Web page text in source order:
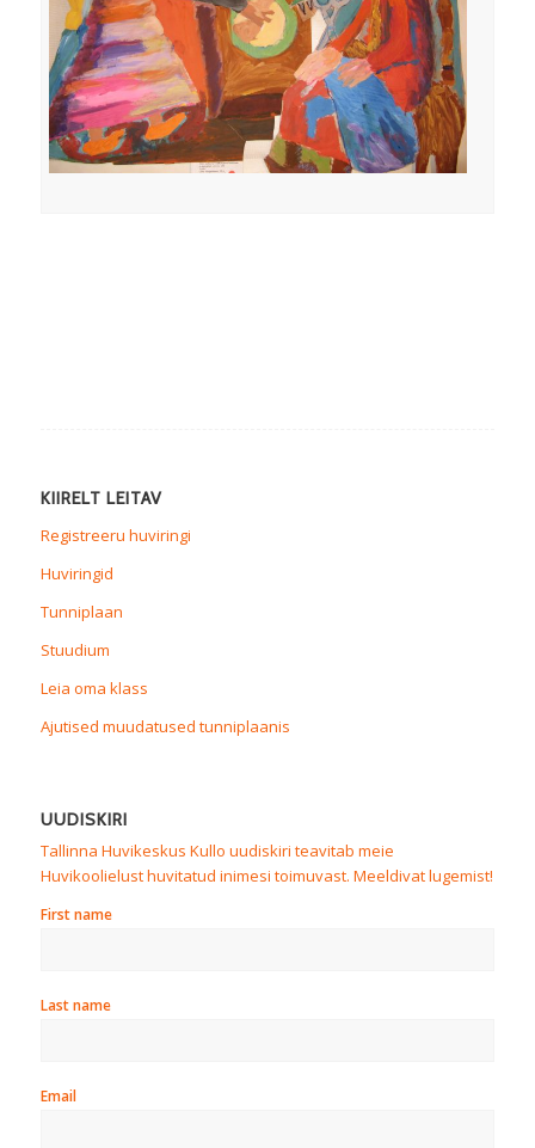
KIIRELT LEITAV
Registreeru huviringi
Huviringid
Tunniplaan
Stuudium
Leia oma klass
Ajutised muudatused tunniplaanis
UUDISKIRI
Tallinna Huvikeskus Kullo uudiskiri teavitab meie
Huvikoolielust huvitatud inimesi toimuvast. Meeldivat lugemist!
First name
Last name
Email